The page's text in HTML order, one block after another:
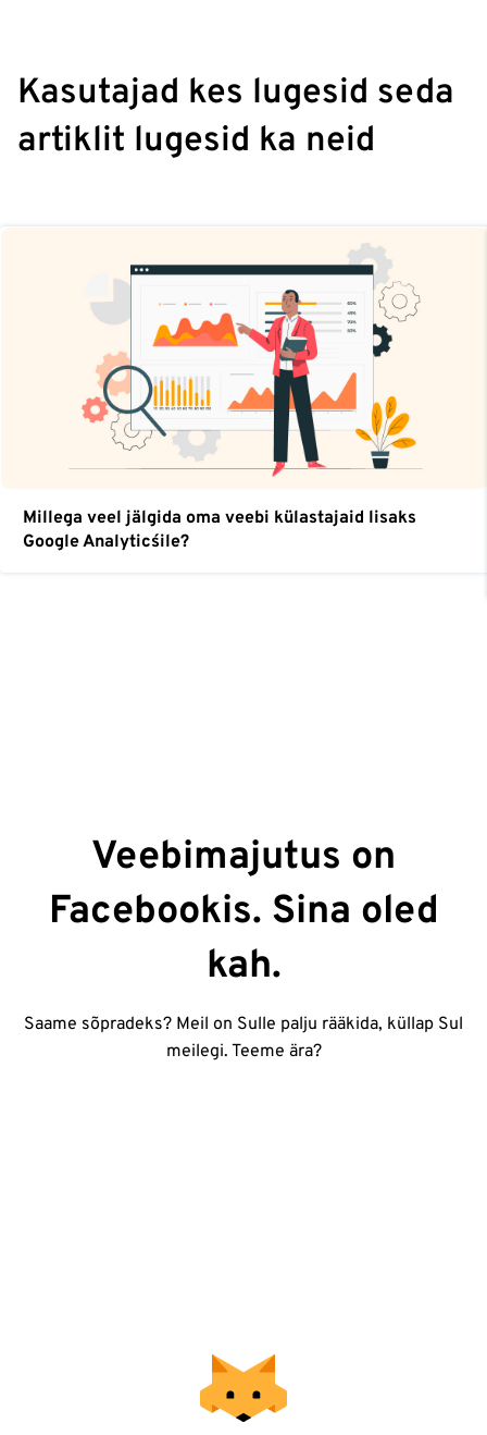
Kasutajad kes lugesid seda
artiklit lugesid ka neid
Millega veel jälgida oma veebi külastajaid lisaks
Google Analytics´ile?
Veebimajutus on
Facebookis. Sina oled
kah.
Saame sõpradeks? Meil on Sulle palju rääkida, küllap Sul
meilegi. Teeme ära?